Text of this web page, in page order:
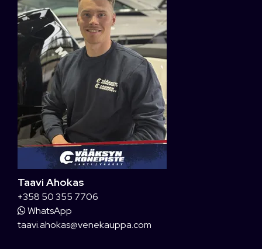
Taavi Ahokas
+358 50 355 7706
WhatsApp
taavi.ahokas@venekauppa.com